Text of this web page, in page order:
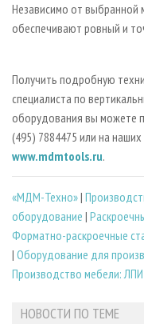
Независимо от выбранной
обеспечивают ровный и
Получить подробную
специалиста по
оборудования вы можете
(495) 788­44­75 или на наших
www.mdmtools.ru.
«МДМ-Техно»|
оборудование |
Форматно-раскроечные
| Оборудование для
Производство мебели:
НОВОСТИ ПО ТЕМЕ